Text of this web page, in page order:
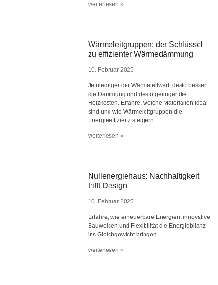
weiterlesen »
Wärmeleitgruppen: der Schlüssel
zu effizienter Wärmedämmung
10. Februar 2025
Je niedriger der Wärmeleitwert, desto besser
die Dämmung und desto geringer die
Heizkosten. Erfahre, welche Materialien ideal
sind und wie Wärmeleitgruppen die
Energieeffizienz steigern.
weiterlesen »
Nullenergiehaus: Nachhaltigkeit
trifft Design
10. Februar 2025
Erfahre, wie erneuerbare Energien, innovative
Bauweisen und Flexibilität die Energiebilanz
ins Gleichgewicht bringen.
weiterlesen »